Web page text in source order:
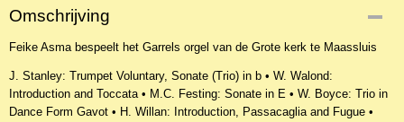
Productcode
NCDOr-18609
EAN code
Productcode leverancier
Festivo 6962172
Omschrijving
Feike Asma bespeelt het Garrels orgel van de Grote kerk te Maassluis
J. Stanley: Trumpet Voluntary, Sonate (Trio) in b • W. Walond:
Introduction and Toccata • M.C. Festing: Sonate in E • W. Boyce: Trio in
Dance Form Gavot • H. Willan: Introduction, Passacaglia and Fugue •